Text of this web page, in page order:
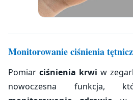
Monitorowanie ciśnienia
Pomiar ciśnienia krwi w
nowoczesna funkcja,